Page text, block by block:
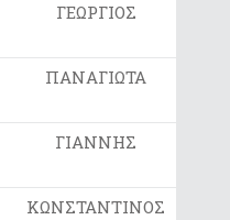
ΓΕΩΡΓΙΟΣ
ΠΑΝΑΓΙΩΤΑ
ΓΙΑΝΝΗΣ
ΚΩΝΣΤΑΝΤΙΝΟΣ